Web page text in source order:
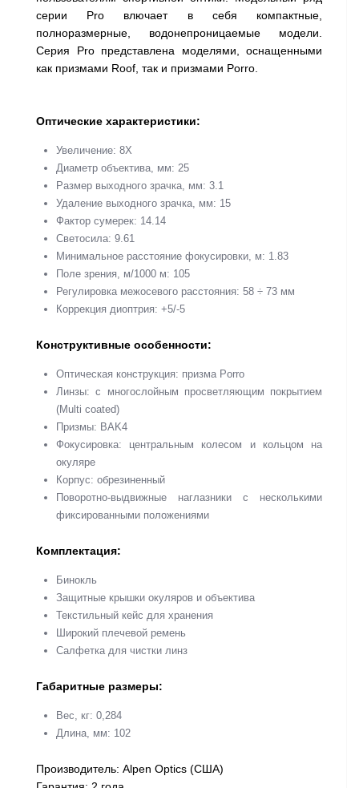
серии Pro влючает в себя компактные,
полноразмерные, водонепроницаемые модели.
Серия Pro представлена моделями, оснащенными
как призмами Roof, так и призмами Porro.
Оптические характеристики:
Увеличение: 8Х
Диаметр объектива, мм: 25
Размер выходного зрачка, мм: 3.1
Удаление выходного зрачка, мм: 15
Фактор сумерек: 14.14
Светосила: 9.61
Минимальное расстояние фокусировки, м: 1.83
Поле зрения, м/1000 м: 105
Регулировка межосевого расстояния: 58 ÷ 73 мм
Коррекция диоптрия: +5/-5
Конструктивные особенности:
Оптическая конструкция: призма Porro
Линзы: c многослойным просветляющим покрытием
(Multi coated)
Призмы: BAK4
Фокусировка: центральным колесом и кольцом на
окуляре
Корпус: обрезиненный
Поворотно-выдвижные наглазники с несколькими
фиксированными положениями
Комплектация:
Бинокль
Защитные крышки окуляров и объектива
Текстильный кейс для хранения
Широкий плечевой ремень
Салфетка для чистки линз
Габаритные размеры:
Вес, кг: 0,284
Длина, мм: 102
Производитель: Alpen Optics (США)